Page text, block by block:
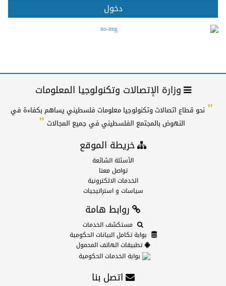
دخول
وزارة الإتصالات وتكنولوجيا المعلومات
" نحو قطاع اتصالات وتكنولوجيا معلومات فلسطيني يساهم بكفاءة في
النهوض بالمجتمع الفلسطيني في جميع المجالات"
خريطة الموقع
الأسئلة الشائعة
تواصل معنا
الخدمات الالكترونية
سياسات و استراتيجيات
روابط هامة
مستكشف الخدمات
بوابة تكامل البيانات الحكومية
تطبيقات الهاتف المحمول
بوابة الخدمات الحكومية
اتصل بنا